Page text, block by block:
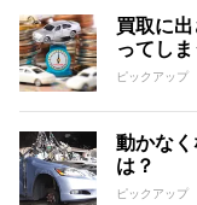
買取に
ってしま
ピックアップ
動かな
は？
ピックアップ